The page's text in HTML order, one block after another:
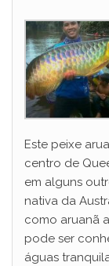
Este peixe
centro de
em alguns
nativa da
como aruanã
pode ser
águas